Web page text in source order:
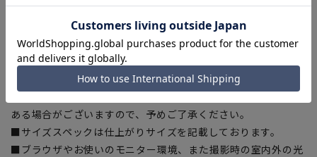
す。
裾上げテープ:SUSOTAPE010
※こちらの商品は在庫切れの場合がございます。
【商品に関するご注意】
■商品画像はサンプルのため、色味やサイズ等の仕様に変更が
ある場合がございますので、予めご了承ください。
■サイズスペックは仕上がりサイズを記載しております。
■ブラウザやお使いのモニター環境、また撮影時の室内外の光